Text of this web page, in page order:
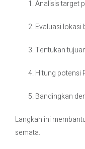
Analisis target
Evaluasi lokasi
Tentukan
Hitung potensi
Bandingkan
Langkah ini
semata.